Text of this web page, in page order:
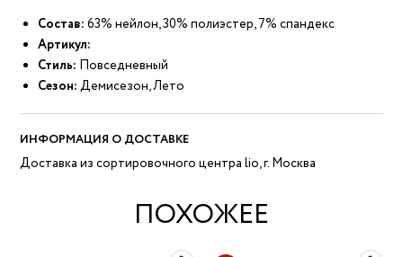
Состав: 63% нейлон, 30% полиэстер, 7% спандекс
Артикул:
Стиль: Повседневный
Сезон: Демисезон, Лето
ИНФОРМАЦИЯ О ДОСТАВКЕ
Доставка из сортировочного центра lio, г. Москва
ПОХОЖЕЕ